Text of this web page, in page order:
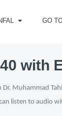
GO
with
Muhammad
listen to audio